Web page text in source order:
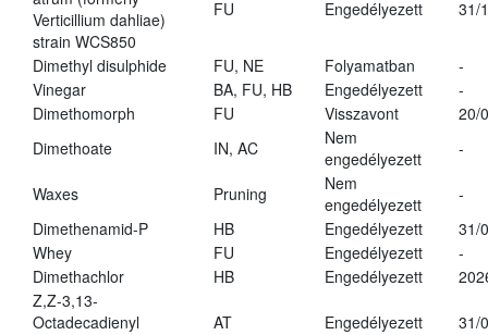
Verticillium dahliae)
strain WCS850
FU Engedélyezett 31/
Dimethyl disulphide FU, NE Folyamatban
-
Vinegar
BA, FU, HB Engedélyezett
-
Dimethomorph
FU Visszavont
20/
Dimethoate
IN, AC
Nem
engedélyezett
-
Waxes Pruning
Nem
engedélyezett
-
Dimethenamid-P
HB Engedélyezett
31/
Whey
FU Engedélyezett
-
Dimethachlor
HB Engedélyezett
Z,Z-3,13-
Octadecadienyl
AT Engedélyezett 31/